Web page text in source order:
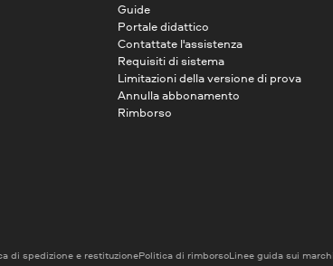
Guide
Portale didattico
Contattate l'assistenza
Requisiti di sistema
Limitazioni della versione di prova
Annulla abbonamento
Rimborso
di spedizione e restituzionePolitica di rimborsoLinee guida sui